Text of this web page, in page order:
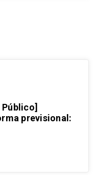
previsional: